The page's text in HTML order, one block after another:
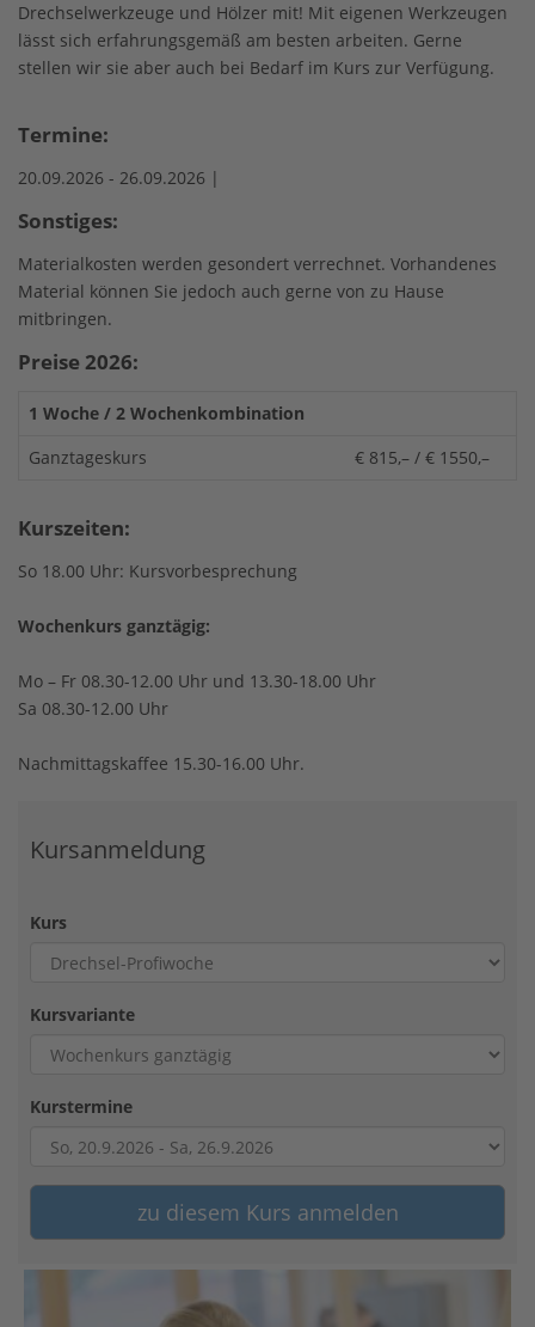
Drechselwerkzeuge und Hölzer mit! Mit eigenen Werkzeugen
lässt sich erfahrungsgemäß am besten arbeiten. Gerne
stellen wir sie aber auch bei Bedarf im Kurs zur Verfügung.
Termine:
20.09.2026 - 26.09.2026 |
Sonstiges:
Materialkosten werden gesondert verrechnet. Vorhandenes
Material können Sie jedoch auch gerne von zu Hause
mitbringen.
Preise 2026:
1 Woche / 2 Wochenkombination
Ganztageskurs
€ 815,– / € 1550,–
Kurszeiten:
So 18.00 Uhr: Kursvorbesprechung
Wochenkurs ganztägig:
Mo – Fr 08.30-12.00 Uhr und 13.30-18.00 Uhr
Sa 08.30-12.00 Uhr
Nachmittagskaffee 15.30-16.00 Uhr.
Kursanmeldung
Kurs
Kursvariante
Kurstermine